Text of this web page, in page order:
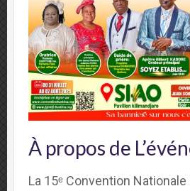
À propos de
La 15ᵉ Convention Nationale